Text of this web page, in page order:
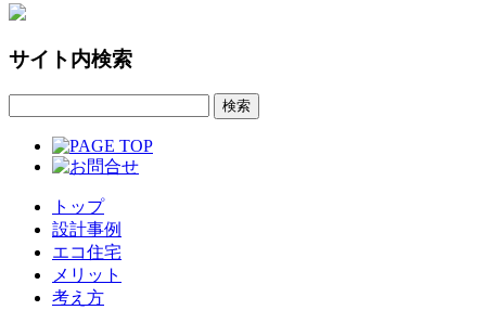
サイト内検索
トップ
設計事例
エコ住宅
メリット
考え方